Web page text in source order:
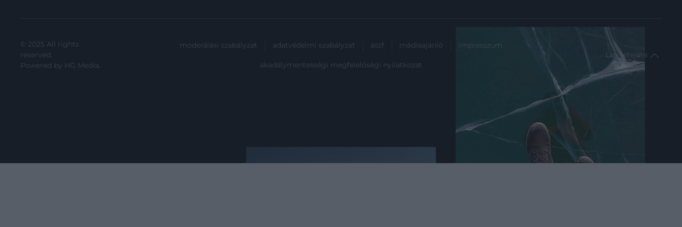
© 2025 All rights
reserved.
Powered by HG Media.
moderálási szabályzat adatvédelmi szabályzat ászf médiaajánló impresszum
akadálymentességi megfelelőségi nyilatkozat
Lap tetejére